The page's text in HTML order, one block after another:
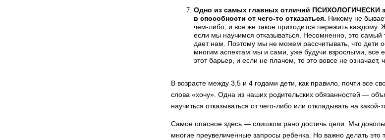
Одно из самых главных отличий ПСИХОЛОГИЧЕ­СКИ
в способности от чего-то отказаться. Никому не
чем-либо, и все же такое приходится пережить каждому.
если мы научимся отказываться. Несомненно, это самый
дает нам. Поэтому мы не можем рассчитывать, что дети
многим аспектам мы и сами, уже будучи взрослыми, все
этот барьер, и если не плачем, то это вовсе не означает,
В возрасте между 3,5 и 4 годами дети, как правило, почти все
слова «хочу». Од­на из наших родительских обязанностей —
научиться отказываться от чего-либо или откладывать на
Самое опасное здесь — слишком рано достичь цели. Мы
многие преувеличенные запросы ребенка. Но важно делать это